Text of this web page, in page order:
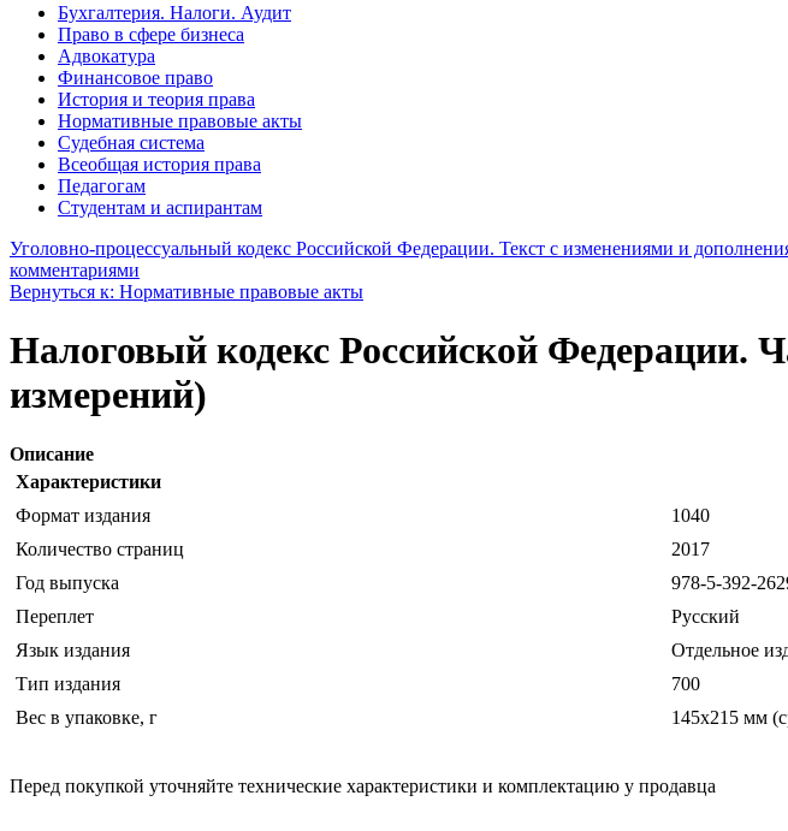
Бухгалтерия. Налоги. Аудит
Право в сфере бизнеса
Адвокатура
Финансовое право
История и теория права
Нормативные правовые акты
Судебная система
Всеобщая история права
Педагогам
Студентам и аспирантам
Уголовно-процессуальный кодекс Российской Федерации. Текст с изменениями и
комментариями
Вернуться к: Нормативные правовые акты
Налоговый кодекс Российской Федерации.
измерений)
Описание
Характеристики
Формат издания
1040
Количество страниц
2017
Год выпуска
978-5-392-
Переплет
Русский
Язык издания
Отдельное
Тип издания
700
Вес в упаковке, г
145х215 мм
Перед покупкой уточняйте технические характеристики и комплектацию у продавца